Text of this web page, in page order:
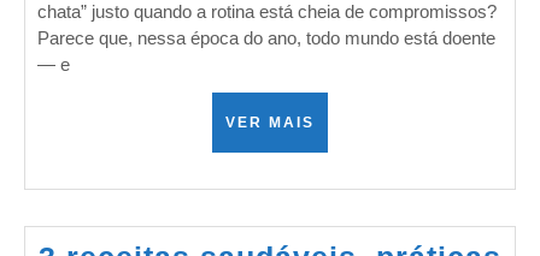
chata” justo quando a rotina está cheia de compromissos?
Parece que, nessa época do ano, todo mundo está doente
— e
VER MAIS